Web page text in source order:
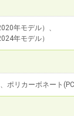
年モデル）、
年モデル）
ポリカーボネート